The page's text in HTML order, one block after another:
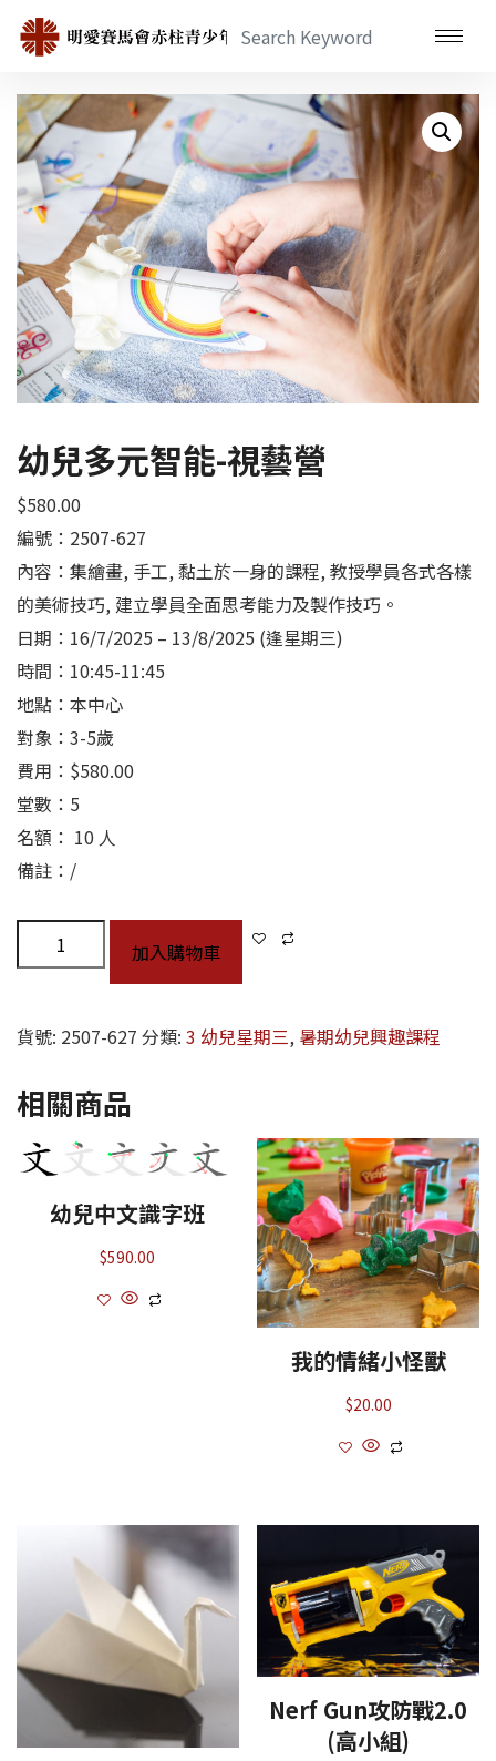
幼兒多元智能-視藝營
$580.00
編號：2507-627
內容：集繪畫, 手工, 黏土於一身的課程, 教授學員各式各樣
的美術技巧, 建立學員全面思考能力及製作技巧。
日期：16/7/2025 – 13/8/2025 (逢星期三)
時間：10:45-11:45
地點：本中心
對象：3-5歲
費用：$580.00
堂數：5
名額： 10 人
備註：/
加入購物車
貨號: 2507-627 分類: 3 幼兒星期三, 暑期幼兒興趣課程
相關商品
幼兒中文識字班
$590.00
我的情緒小怪獸
$20.00
Nerf Gun攻防戰2.0
(高小組)